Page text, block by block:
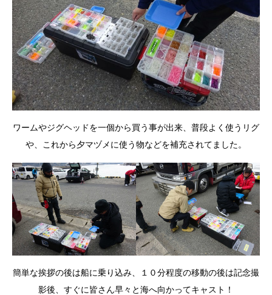
ワームやジグヘッドを一個から買う事が出来、普段よく使うリグ
や、これから夕マヅメに使う物などを補充されてました。
簡単な挨拶の後は船に乗り込み、１０分程度の移動の後は記念撮
影後、すぐに皆さん早々と海へ向かってキャスト！